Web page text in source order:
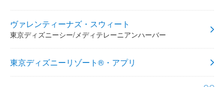
ヴァレンティーナズ・スウィート
東京ディズニーシー/メディテレーニアンハーバー
東京ディズニーリゾート®・アプリ